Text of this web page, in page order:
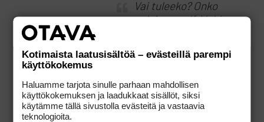
Vai tuleeko? Onko
suomalainen golf-klubi
vankkumattomana ja
olosuhteista riippumatta.
Kotimaista laatusisältöä – evästeillä parempi
käyttökokemus
Haluamme tarjota sinulle parhaan mahdollisen
käyttökokemuksen ja laadukkaat sisällöt, siksi
käytämme tällä sivustolla evästeitä ja vastaavia
teknologioita.